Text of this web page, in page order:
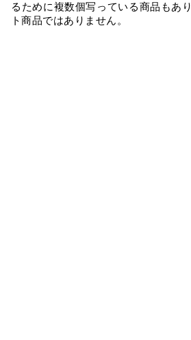
るために複数個写っている商品もあ
ト商品ではありません。